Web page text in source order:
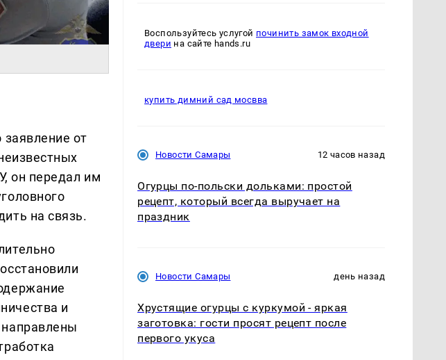
от
он передал им
на связь.
и
Воспользуйтесь услугой починить замок входной
двери на сайте hands.ru
купить димний сад мосвва
Новости Самары 12 часов назад
Огурцы по‑польски дольками: простой
рецепт, который всегда выручает на
праздник
Новости Самары день назад
Хрустящие огурцы с куркумой - яркая
заготовка: гости просят рецепт после
первого укуса